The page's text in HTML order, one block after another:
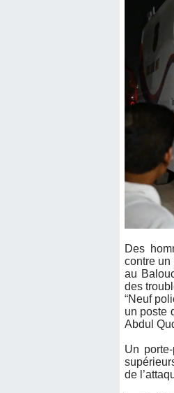
Des
contre un
au
des
“Neuf
un poste
Abdul
Un
de